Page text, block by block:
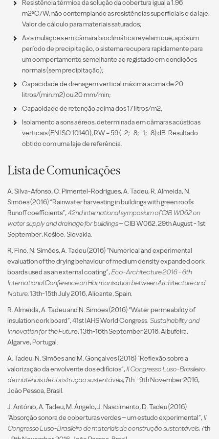
Resistência térmica da solução da cobertura igual a 1.96
m2ºC/W, não contemplando as resistências superficiais e da laje.
Valor de cálculo para materiais saturados;
As simulações em câmara bioclimática revelam que, após um
período de precipitação, o sistema recupera rapidamente para
um comportamento semelhante ao registado em condições
normais (sem precipitação);
Capacidade de drenagem vertical máxima acima de 20
litros/(min.m2) ou 20 mm/min;
Capacidade de retenção acima dos 17 litros/m2;
Isolamento a sons aéreos, determinada em câmaras acústicas
verticais (EN ISO 10140), RW = 59 (-2; -8; -1; -8) dB. Resultado
obtido com uma laje de referência.
Lista de Comunicações
A. Silva-Afonso, C. Pimentel-Rodrigues, A. Tadeu, R. Almeida, N.
Simões (2016) “Rainwater harvesting in buildings with green roofs:
Runoff coefficients”,42nd international symposium of CIB W062 on
water supply and drainage for buildings– CIB W062, 29th August - 1st
September, Košice, Slovakia.
R. Fino, N. Simões, A. Tadeu (2016) “Numerical and experimental
evaluation of the drying behaviour of medium density expanded cork
boards used as an external coating”,Eco-Architecture 2016 - 6th
International Conference on Harmonisation between Architecture and
Nature, 13th-15th July 2016, Alicante, Spain.
R. Almeida, A. Tadeu and N. Simões (2016) “Water permeability of
insulation cork board”, 41st IAHS World Congress. Sustainability and
Innovation for the Future, 13th-16th September 2016, Albufeira,
Algarve, Portugal.
A. Tadeu, N. Simões and M. Gonçalves (2016) “Reflexão sobre a
valorização da envolvente dos edifícios”,II Congresso Luso-Brasileiro
de materiais de construção sustentáveis, 7th - 9th November 2016,
João Pessoa, Brasil.
J. António, A. Tadeu, M. Ângelo, J. Nascimento, D. Tadeu (2016)
“Absorção sonora de coberturas verdes – um estudo experimental”,II
Congresso Luso-Brasileiro de materiais de construção sustentáveis, 7th